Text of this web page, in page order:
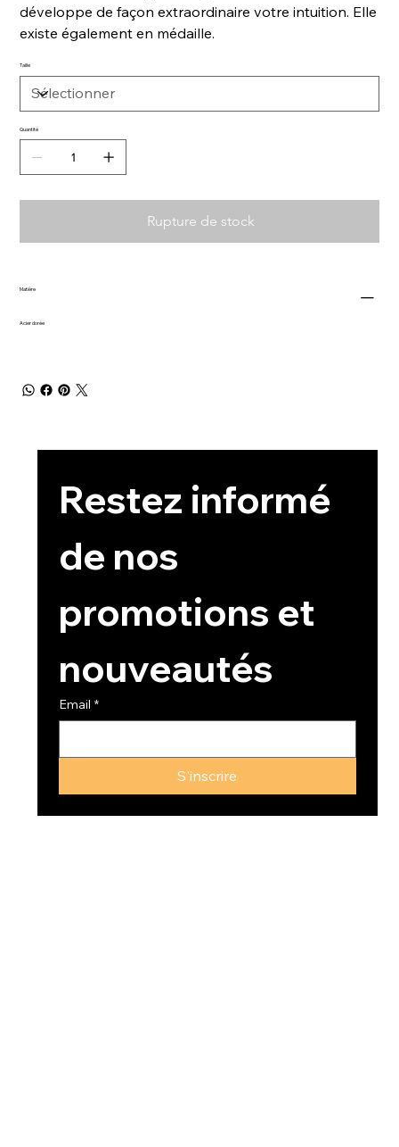
développe de façon extraordinaire votre intuition. Elle
existe également en médaille.
Taille
Quantité
Rupture de stock
Matière
Acier dorée
Restez informé
de nos
promotions et
nouveautés
Email *
S'inscrire